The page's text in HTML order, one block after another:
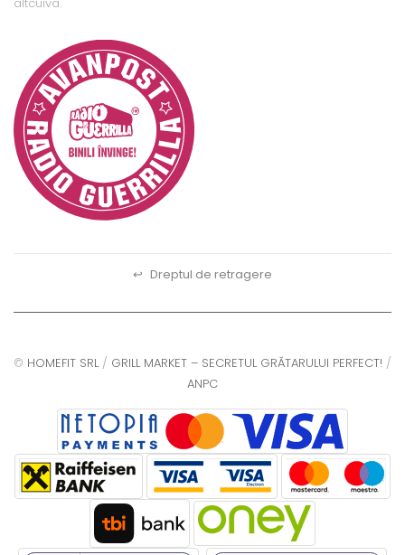
↩ Dreptul de retragere
© HOMEFIT SRL/ GRILL MARKET – SECRETUL GRĂTARULUI PERFECT! /
ANPC